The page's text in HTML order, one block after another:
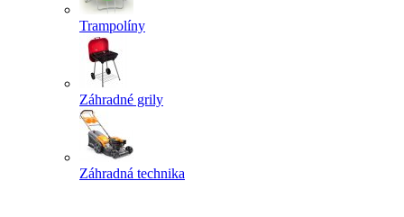
Trampolíny
Záhradné grily
Záhradná technika